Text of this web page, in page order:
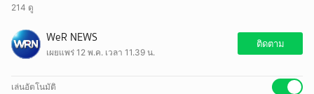
214 ดู
WeR NEWS
เผยแพร่ 12 พ.ค. เวลา 11.39 น.
ติดตาม
เล่นอัตโนมัติ